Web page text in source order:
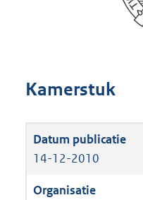
Kamerstuk
14-12-2010